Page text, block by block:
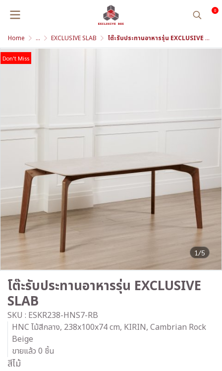
0
Home ... EXCLUSIVE SLAB โต๊ะรับประทานอาหารรุ่น EXCLUSIVE SLAB
1/5
Don't Miss
โต๊ะรับประทานอาหารรุ่น EXCLUSIVE
SLAB
SKU : ESKR238-HNS7-RB
HNC ไม้สีกลาง, 238x100x74 cm, KIRIN, Cambrian Rock
Beige
ขายแล้ว 0 ชิ้น
สีไม้